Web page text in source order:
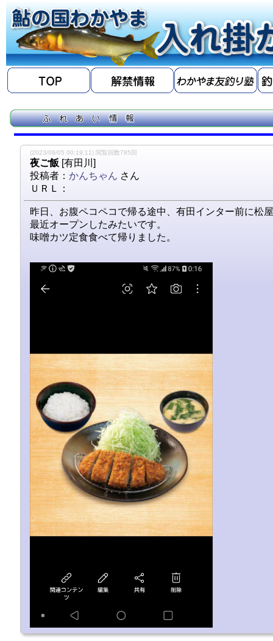
(2023/09/05 00:19:11) 閲覧回数785回
夜ご飯 [有田川]
投稿者： かんちゃん さん
ＵＲＬ：
昨日、お腹ペコペコで帰る途中、有田インター前に松
最近オープンしたみたいです。
味噌カツ定食食べて帰りました。